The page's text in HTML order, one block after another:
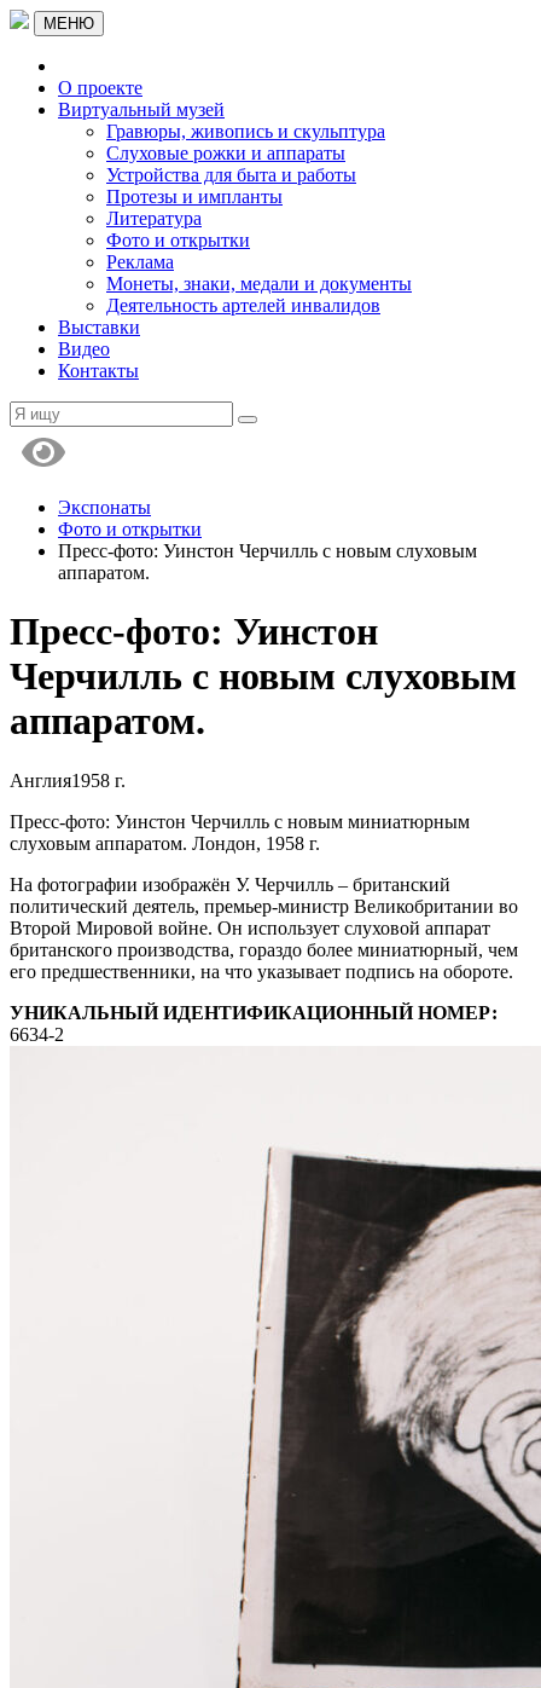
МЕНЮ
О проекте
Виртуальный музей
Гравюры, живопись и скульптура
Слуховые рожки и аппараты
Устройства для быта и работы
Протезы и импланты
Литература
Фото и открытки
Реклама
Монеты, знаки, медали и документы
Деятельность артелей инвалидов
Выставки
Видео
Контакты
Экспонаты
Фото и открытки
Пресс-фото: Уинстон Черчилль с новым слуховым
аппаратом.
Пресс-фото: Уинстон
Черчилль с новым слуховым
аппаратом.
Англия1958 г.
Пресс-фото: Уинстон Черчилль с новым миниатюрным
слуховым аппаратом. Лондон, 1958 г.
На фотографии изображён У. Черчилль – британский
политический деятель, премьер-министр Великобритании во
Второй Мировой войне. Он использует слуховой аппарат
британского производства, гораздо более миниатюрный, чем
его предшественники, на что указывает подпись на обороте.
УНИКАЛЬНЫЙ ИДЕНТИФИКАЦИОННЫЙ НОМЕР:
6634-2